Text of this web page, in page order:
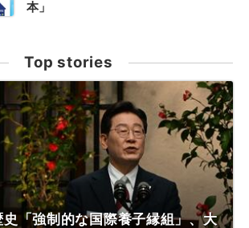
本」
Top stories
「強制的な国際養子縁組」、大